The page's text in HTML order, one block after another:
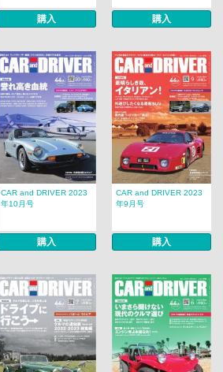
購入 購入
CAR and DRIVER 2023
年10月号
購入
CAR and DRIVER 2023
年9月号
購入